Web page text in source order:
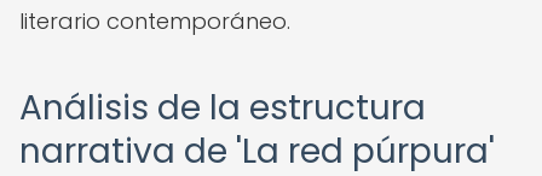
literario contemporáneo.
Análisis de la estructura
narrativa de 'La red púrpura'